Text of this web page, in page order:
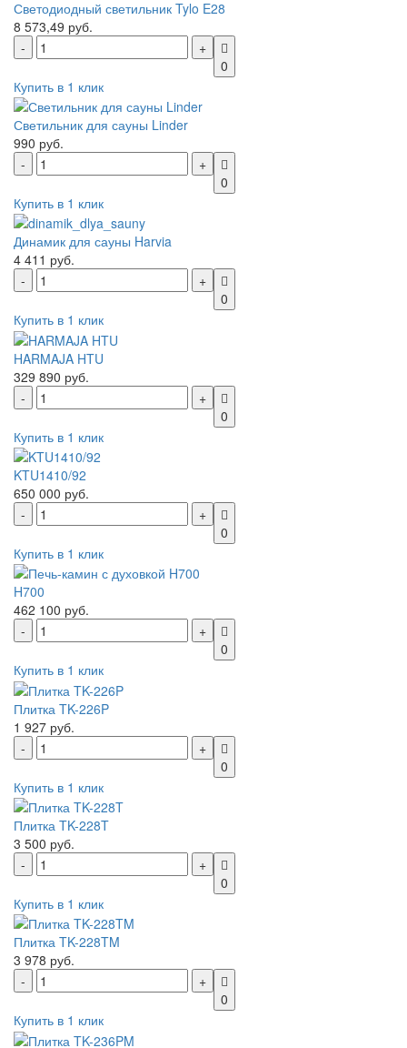
Светодиодный светильник Tylo E28
8 573,49 руб.
0
Купить в 1 клик
Светильник для сауны Linder
990 руб.
0
Купить в 1 клик
Динамик для сауны Harvia
4 411 руб.
0
Купить в 1 клик
HARMAJA HTU
329 890 руб.
0
Купить в 1 клик
KTU1410/92
650 000 руб.
0
Купить в 1 клик
H700
462 100 руб.
0
Купить в 1 клик
Плитка TK-226P
1 927 руб.
0
Купить в 1 клик
Плитка TK-228T
3 500 руб.
0
Купить в 1 клик
Плитка TK-228TM
3 978 руб.
0
Купить в 1 клик